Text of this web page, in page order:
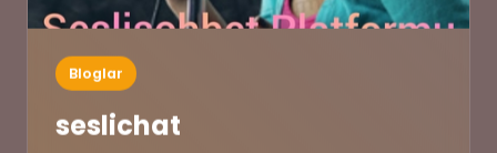
Bloglar
seslichat